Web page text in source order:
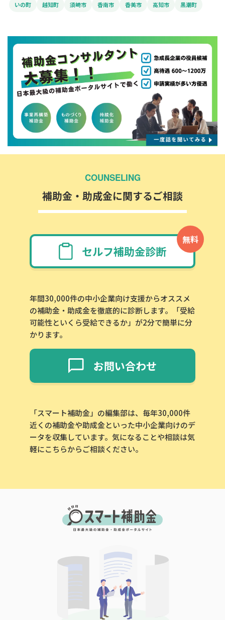
いの町
越知町 須崎市 香南市 香美市 高知市 黒潮町
COUNSELING
補助金・助成金に関するご相談
無料
セルフ補助金診断
年間30,000件の中小企業向け支援からオススメ
の補助金・助成金を徹底的に診断します。「受給
可能性といくら受給できるか」が2分で簡単に分
かります。
お問い合わせ
「スマート補助金」の編集部は、毎年30,000件
近くの補助金や助成金といった中小企業向けのデ
ータを収集しています。気になることや相談は気
軽にこちらからご相談ください。